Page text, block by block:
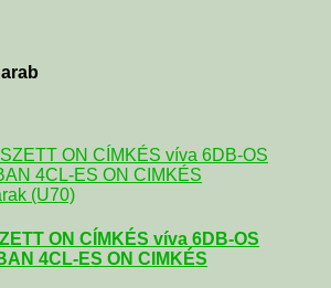
(U70)
ON CÍMKÉS víva 6DB-OS
4CL-ES ON CIMKÉS